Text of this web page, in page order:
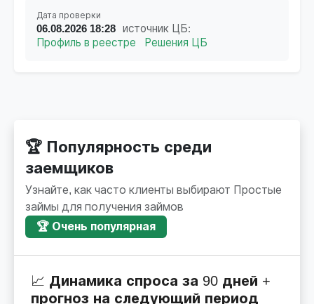
Дата проверки
06.08.2026 18:28 источник ЦБ:
Профиль в реестре
Решения ЦБ
🏆 Популярность среди
заемщиков
Узнайте, как часто клиенты выбирают Простые
займы для получения займов
🏆 Очень популярная
📈 Динамика спроса за 90 дней +
прогноз на следующий период